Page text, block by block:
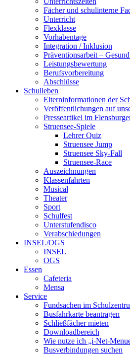
Fächer und schulinterne
Unterricht
Flexklasse
Vorhabentage
Integration / Inklusion
Präventionsarbeit –
Leistungsbewertung
Berufsvorbereitung
Abschlüsse
Schulleben
Elterninformationen der
Veröffentlichungen auf
Presseartikel im
Struensee-Spiele
Lehrer Quiz
Struensee Jump
Struensee Sky-Fall
Struensee-Race
Auszeichnungen
Klassenfahrten
Musical
Theater
Sport
Schulfest
Unterstufendisco
Verabschiedungen
INSEL/OGS
INSEL
OGS
Essen
Cafeteria
Mensa
Service
Fundsachen im
Busfahrkarte beantragen
Schließfächer mieten
Downloadbereich
Wie nutze ich „i-Net-
Busverbindungen suchen